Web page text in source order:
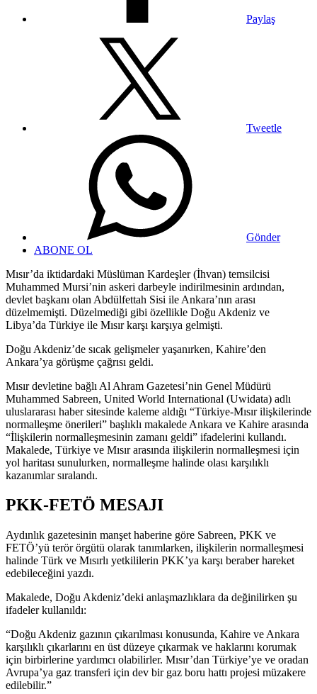
Paylaş
Tweetle
Gönder
ABONE OL
Mısır’da iktidardaki Müslüman Kardeşler (İhvan) temsilcisi
Muhammed Mursi’nin askeri darbeyle indirilmesinin ardından,
devlet başkanı olan Abdülfettah Sisi ile Ankara’nın arası
düzelmemişti. Düzelmediği gibi özellikle Doğu Akdeniz ve
Libya’da Türkiye ile Mısır karşı karşıya gelmişti.
Doğu Akdeniz’de sıcak gelişmeler yaşanırken, Kahire’den
Ankara’ya görüşme çağrısı geldi.
Mısır devletine bağlı Al Ahram Gazetesi’nin Genel Müdürü
Muhammed Sabreen, United World International (Uwidata) adlı
uluslararası haber sitesinde kaleme aldığı “Türkiye-Mısır ilişkilerinde
normalleşme önerileri” başlıklı makalede Ankara ve Kahire arasında
“İlişkilerin normalleşmesinin zamanı geldi” ifadelerini kullandı.
Makalede, Türkiye ve Mısır arasında ilişkilerin normalleşmesi için
yol haritası sunulurken, normalleşme halinde olası karşılıklı
kazanımlar sıralandı.
PKK-FETÖ MESAJI
Aydınlık gazetesinin manşet haberine göre Sabreen, PKK ve
FETÖ’yü terör örgütü olarak tanımlarken, ilişkilerin normalleşmesi
halinde Türk ve Mısırlı yetkililerin PKK’ya karşı beraber hareket
edebileceğini yazdı.
Makalede, Doğu Akdeniz’deki anlaşmazlıklara da değinilirken şu
ifadeler kullanıldı:
“Doğu Akdeniz gazının çıkarılması konusunda, Kahire ve Ankara
karşılıklı çıkarlarını en üst düzeye çıkarmak ve haklarını korumak
için birbirlerine yardımcı olabilirler. Mısır’dan Türkiye’ye ve oradan
Avrupa’ya gaz transferi için dev bir gaz boru hattı projesi müzakere
edilebilir.”